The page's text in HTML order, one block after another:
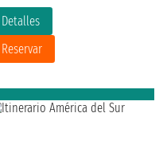
Detalles
Reservar